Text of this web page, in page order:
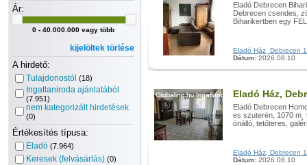
Ár:
0 - 40.000.000 vagy több
kijelöltek törlése
A hirdető:
Tulajdonostól (18)
Ingatlaniroda ajánlatából
(7.951)
nem kategorizált hirdetések
(0)
Értékesítés típusa:
Eladó (7.964)
Keresek (felvásárlás) (0)
Eladó Debrecen
Debrecen csendes,
Biharikertben egy
Eladó Ház, Debrecen
Dátum: 2026.08.10
Eladó Ház,
Eladó Debrecen
es szuterén, 1070
önálló, tetőteres,
Eladó Ház, Debrecen
Dátum: 2026.08.10